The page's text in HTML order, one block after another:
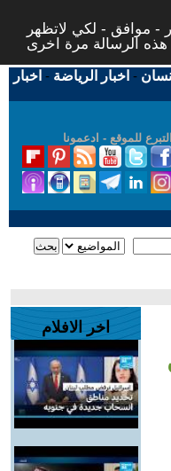
- موافق - لكي لاتظهر
- اخبار الرياضة - اخبار
التبرع للموقع - ادعمونا
اخر الافلام